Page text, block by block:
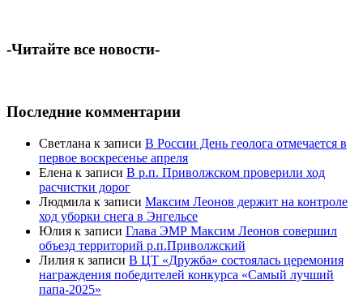
-Читайте все новости-
Последние комментарии
Светлана к записи В России День геолога отмечается в
первое воскресенье апреля
Елена к записи В р.п. Приволжском проверили ход
расчистки дорог
Людмила к записи Максим Леонов держит на контроле
ход уборки снега в Энгельсе
Юлия к записи Глава ЭМР Максим Леонов совершил
объезд территорий р.п.Приволжский
Лилия к записи В ЦТ «Дружба» состоялась церемония
награждения победителей конкурса «Самый лучший
папа-2025»